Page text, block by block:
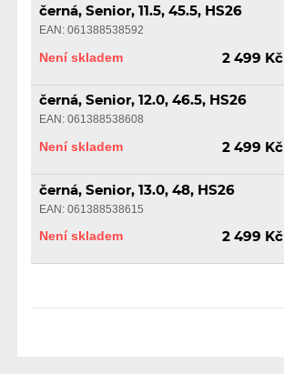
černá, Senior, 11.5, 45.5, HS26
EAN: 061388538592
Není skladem 2 499 Kč
černá, Senior, 12.0, 46.5, HS26
EAN: 061388538608
Není skladem 2 499 Kč
černá, Senior, 13.0, 48, HS26
EAN: 061388538615
Není skladem 2 499 Kč